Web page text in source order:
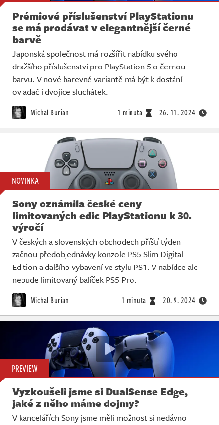
Prémiové příslušenství PlayStationu
se má prodávat v elegantnější černé
barvě
Japonská společnost má rozšířit nabídku svého
dražšího příslušenství pro PlayStation 5 o černou
barvu. V nové barevné variantě má být k dostání
ovladač i dvojice sluchátek.
Michal Burian 1 minuta 26. 11. 2024
NOVINKA
Sony oznámila české ceny
limitovaných edic PlayStationu k 30.
výročí
V českých a slovenských obchodech příští týden
začnou předobjednávky konzole PS5 Slim Digital
Edition a dalšího vybavení ve stylu PS1. V nabídce ale
nebude limitovaný balíček PS5 Pro.
Michal Burian 1 minuta 20. 9. 2024
PREVIEW
Vyzkoušeli jsme si DualSense Edge,
jaké z něho máme dojmy?
V kancelářích Sony jsme měli možnost si nedávno